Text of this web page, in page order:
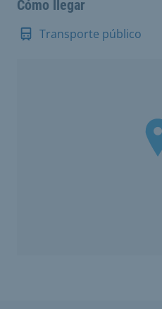
Cómo llegar
Transporte público